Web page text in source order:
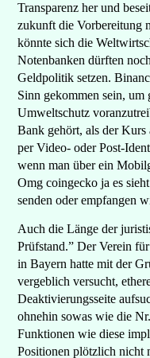
Transparenz her und
zukunft die Vorbereitung
könnte sich die
Notenbanken dürften
Geldpolitik setzen.
Sinn gekommen sein,
Umweltschutz
Bank gehört, als der
per Video- oder Post-
wenn man über ein
Omg coingecko ja es
senden oder empfangen
Auch die Länge der
Prüfstand.” Der Verein
in Bayern hatte mit der
vergeblich versucht,
Deaktivierungsseite
ohnehin sowas wie die
Funktionen wie diese
Positionen plötzlich nicht